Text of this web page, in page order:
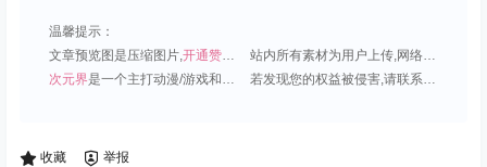
温馨提示：
文章预览图是压缩图片,开通赞助会员 可免费下载超清原图;
站内所有素材为用户上传,网络分享或原创,请勿用于商业用途;
次元界是一个主打动漫/游戏和虚拟偶像角色的插画壁纸平台; 若发现您的权益被侵害,请联系QQ1815919191,我们尽快处理.
收藏 举报